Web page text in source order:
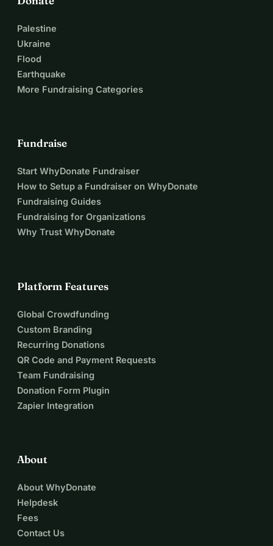
Palestine
Ukraine
Flood
Earthquake
More Fundraising Categories
Fundraise
Start WhyDonate Fundraiser
How to Setup a Fundraiser on WhyDonate
Fundraising Guides
Fundraising for Organizations
Why Trust WhyDonate
Platform Features
Global Crowdfunding
Custom Branding
Recurring Donations
QR Code and Payment Requests
Team Fundraising
Donation Form Plugin
Zapier Integration
About
About WhyDonate
Helpdesk
Fees
Contact Us